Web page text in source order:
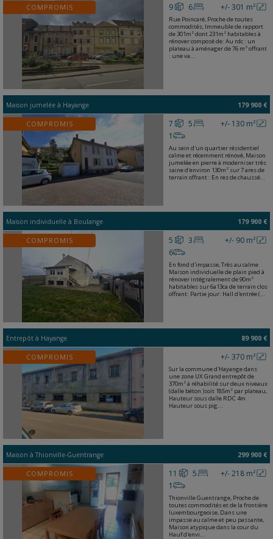
COMPROMIS +/- 301 m²
9 6
Rue Poincaré, Proche de toutes
commodités, Immeuble de rapport
de 301m² dont 231m² habitables à
rénover composé de: Au rdc : un
plateau à aménager de 76 m² offrant
: une va...
Maison jumelée à Hayange 179 900 €
COMPROMIS +/- 130 m²
7
5
1
Au sein d'un quartier résidentiel
calme et récemment rénové, Maison
jumelée en pierre à moderniser très
saine d'environ 130m² sur 7 ares de
terrain offrant : En rez de chaussé...
Maison individuelle à Boulange 179 900 €
COMPROMIS +/- 90 m²
5
3
6
En fond d'impasse, Très au calme
Maison individuelle de plain pied à
rénover intégralement de 90m²
habitables sur 6a13ca de terrain clos
offrant: Partie jour: Hall d'entrée (...
Entrepôt à Hayange 89 900 €
COMPROMIS +/- 370 m²
Sur la commune d'Hayange dans
une zone UX Grand entrepôt de
370m² à réhabilité sur deux niveaux
(dalle béton )soit 185m² par plateau,
Hauteur sous dalle RDC 4m
Hauteur sous pig...
Maison àThionville-Guentrange 299 900 €
COMPROMIS +/- 218 m²
11
5
1
Thionville Guentrange, Proche de
toutes commodités et de la frontière
luxembourgeoise, Dans une
impasse au calme et peu passante,
Maison atypique dans la cour du
Hauf d'envi...